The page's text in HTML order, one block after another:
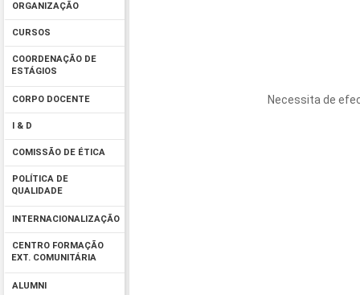
ORGANIZAÇÃO
CURSOS
COORDENAÇÃO DE
ESTÁGIOS
CORPO DOCENTE
I & D
COMISSÃO DE ÉTICA
POLÍTICA DE
QUALIDADE
INTERNACIONALIZAÇÃO
CENTRO FORMAÇÃO
EXT. COMUNITÁRIA
ALUMNI
Necessita de